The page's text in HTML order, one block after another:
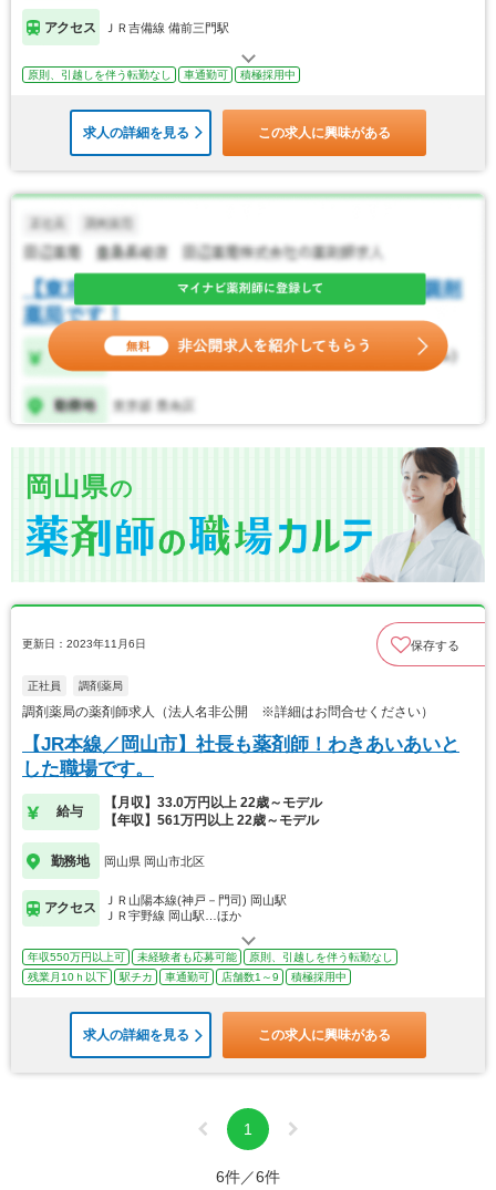
アクセス ＪＲ吉備線 備前三門駅
原則、引越しを伴う転勤なし 車通勤可 積極採用中
求人の詳細を見る この求人に興味がある
岡山県の
更新日：2023年11月6日 保存する
正社員 調剤薬局
調剤薬局の薬剤師求人（法人名非公開 ※詳細はお問合せください）
【JR本線／岡山市】社長も薬剤師！わきあいあいと
した職場です。
給与
【月収】33.0万円以上 22歳～モデル
【年収】561万円以上 22歳～モデル
勤務地 岡山県 岡山市北区
アクセス
ＪＲ山陽本線(神戸－門司) 岡山駅
ＪＲ宇野線 岡山駅…ほか
年収550万円以上可 未経験者も応募可能
原則、引越しを伴う転勤なし
残業月10ｈ以下
駅チカ 車通勤可 店舗数1～9 積極採用中
求人の詳細を見る この求人に興味がある
1
6件／6件